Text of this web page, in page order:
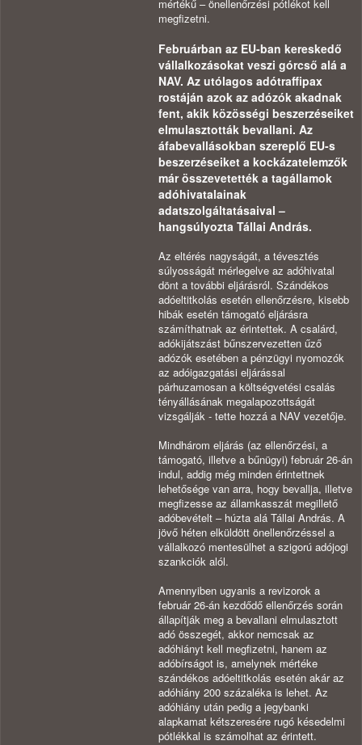
mértékű – önellenőrzési pótlékot kell
megfizetni.
Februárban az EU-ban kereskedő
vállalkozásokat veszi górcső alá a
NAV. Az utólagos adótraffipax
rostáján azok az adózók akadnak
fent, akik közösségi beszerzéseiket
elmulasztották bevallani. Az
áfabevallásokban szereplő EU-s
beszerzéseiket a kockázatelemzők
már összevetették a tagállamok
adóhivatalainak
adatszolgáltatásaival –
hangsúlyozta Tállai András.
Az eltérés nagyságát, a tévesztés
súlyosságát mérlegelve az adóhivatal
dönt a további eljárásról. Szándékos
adóeltitkolás esetén ellenőrzésre, kisebb
hibák esetén támogató eljárásra
számíthatnak az érintettek. A csalárd,
adókijátszást bűnszervezetten űző
adózók esetében a pénzügyi nyomozók
az adóigazgatási eljárással
párhuzamosan a költségvetési csalás
tényállásának megalapozottságát
vizsgálják - tette hozzá a NAV vezetője.
Mindhárom eljárás (az ellenőrzési, a
támogató, illetve a bűnügyi) február 26-án
indul, addig még minden érintettnek
lehetősége van arra, hogy bevallja, illetve
megfizesse az államkasszát megillető
adóbevételt – húzta alá Tállai András. A
jövő héten elküldött önellenőrzéssel a
vállalkozó mentesülhet a szigorú adójogi
szankciók alól.
Amennyiben ugyanis a revizorok a
február 26-án kezdődő ellenőrzés során
állapítják meg a bevallani elmulasztott
adó összegét, akkor nemcsak az
adóhiányt kell megfizetni, hanem az
adóbírságot is, amelynek mértéke
szándékos adóeltitkolás esetén akár az
adóhiány 200 százaléka is lehet. Az
adóhiány után pedig a jegybanki
alapkamat kétszeresére rugó késedelmi
pótlékkal is számolhat az érintett.